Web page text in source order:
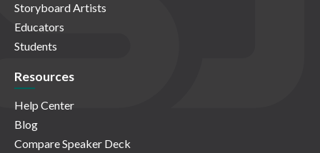
Storyboard Artists
Educators
Students
Resources
Help Center
Blog
Compare Speaker Deck